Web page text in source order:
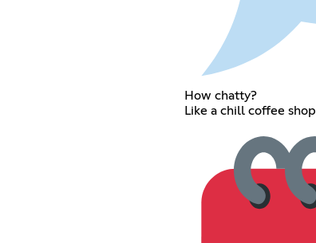
How chatty?
Like a chill coffee shop